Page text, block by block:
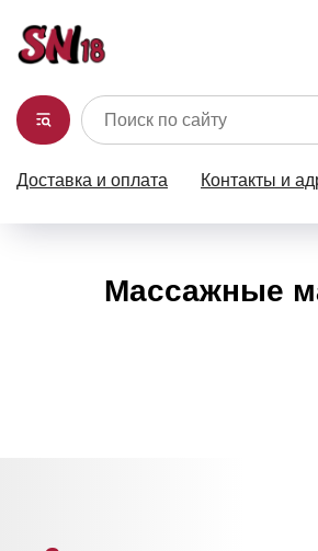
Доставка и оплата Контакты и
Массажные